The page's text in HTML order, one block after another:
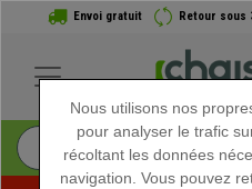
Envoi gratuit Retour sous
Nous utilisons nos
pour analyser le trafic
récoltant les données
navigation. Vous pouvez